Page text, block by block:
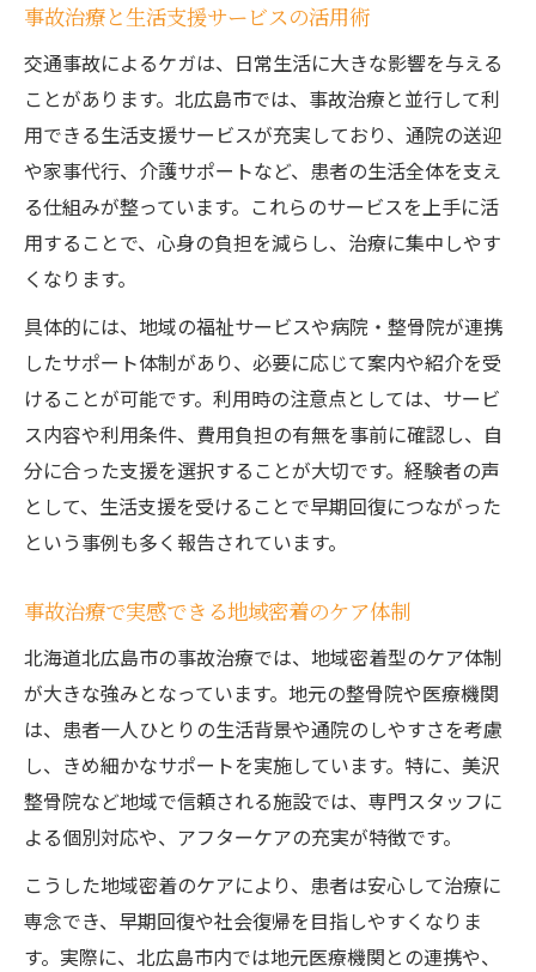
事故治療と生活支援サービスの活用術
交通事故によるケガは、日常生活に大きな影響を与える
ことがあります。北広島市では、事故治療と並行して利
用できる生活支援サービスが充実しており、通院の送迎
や家事代行、介護サポートなど、患者の生活全体を支え
る仕組みが整っています。これらのサービスを上手に活
用することで、心身の負担を減らし、治療に集中しやす
くなります。
具体的には、地域の福祉サービスや病院・整骨院が連携
したサポート体制があり、必要に応じて案内や紹介を受
けることが可能です。利用時の注意点としては、サービ
ス内容や利用条件、費用負担の有無を事前に確認し、自
分に合った支援を選択することが大切です。経験者の声
として、生活支援を受けることで早期回復につながった
という事例も多く報告されています。
事故治療で実感できる地域密着のケア体制
北海道北広島市の事故治療では、地域密着型のケア体制
が大きな強みとなっています。地元の整骨院や医療機関
は、患者一人ひとりの生活背景や通院のしやすさを考慮
し、きめ細かなサポートを実施しています。特に、美沢
整骨院など地域で信頼される施設では、専門スタッフに
よる個別対応や、アフターケアの充実が特徴です。
こうした地域密着のケアにより、患者は安心して治療に
専念でき、早期回復や社会復帰を目指しやすくなりま
す。実際に、北広島市内では地元医療機関との連携や、